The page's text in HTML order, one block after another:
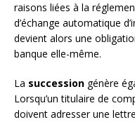
raisons liées à la
d’échange automatique
devient alors une
banque elle-même.
La succession génère
Lorsqu’un titulaire de
doivent adresser une